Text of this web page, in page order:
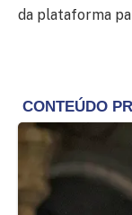
da plataforma